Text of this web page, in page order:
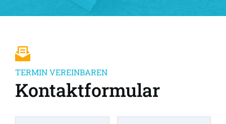
TERMIN VEREINBAREN
Kontaktformular